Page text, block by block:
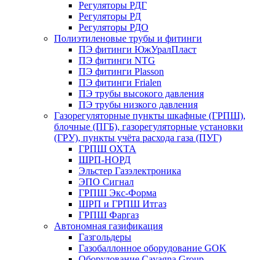
Регуляторы РДГ
Регуляторы РД
Регуляторы РДО
Полиэтиленовые трубы и фитинги
ПЭ фитинги ЮжУралПласт
ПЭ фитинги NTG
ПЭ фитинги Plasson
ПЭ фитинги Frialen
ПЭ трубы высокого давления
ПЭ трубы низкого давления
Газорегуляторные пункты шкафные (ГРПШ),
блочные (ПГБ), газорегуляторные установки
(ГРУ), пункты учёта расхода газа (ПУГ)
ГРПШ ОХТА
ШРП-НОРД
Эльстер Газэлектроника
ЭПО Сигнал
ГРПШ Экс-Форма
ШРП и ГРПШ Итгаз
ГРПШ Фаргаз
Автономная газификация
Газгольдеры
Газобаллонное оборудование GOK